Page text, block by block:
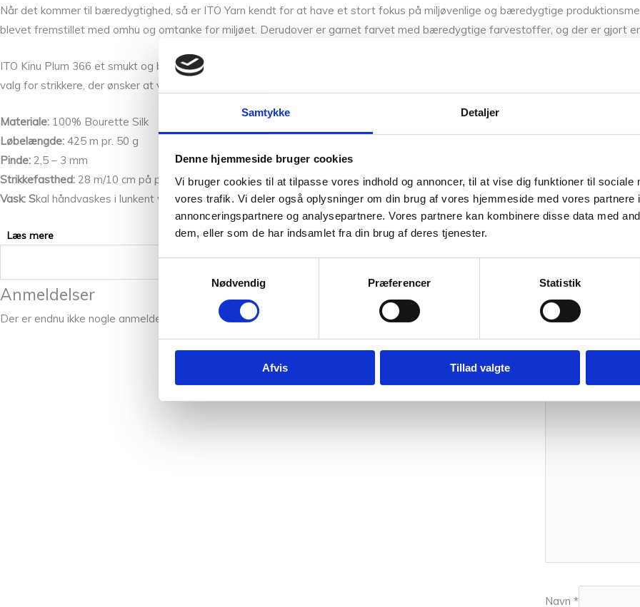
Samtykke Detaljer
Denne hjemmeside bruger cookies
Vi bruger cookies til at tilpasse vores indhold og annoncer, til at vise dig funktioner til sociale
vores trafik. Vi deler også oplysninger om din brug af vores hjemmeside med vores partnere
annonceringspartnere og analysepartnere. Vores partnere kan kombinere disse data med
dem, eller som de har indsamlet fra din brug af deres tjenester.
Nødvendig
Præferencer Statistik
Afvis Tillad valgte
Når det kommer til bæredygtighed, så er ITO Yarn kendt for at have et stort fokus på miljøvenlige og bæredygtige
blevet fremstillet med omhu og omtanke for miljøet. Derudover er garnet farvet med bæredygtige farvestoffer, og der er gjort
ITO Kinu Plum 366 et smukt og blødt garn, der egner sig til en lang række lette og luftige strikkeprojekter. Samtidig er der taget
valg for strikkere, der ønsker at være mere bæredygtige i deres valg af materialer.
Materiale: 100% Bourette Silk
Løbelængde: 425 m pr. 50 g
Pinde: 2,5 – 3 mm
Strikkefasthed: 28 m/10 cm på p. 2 – 3 mm. med en tråd. Med to tråde er det 17 m / 10 på p. 4,5 mm.
Vask: Skal håndvaskes i lunkent vand.
Læs mere
Vægt 0,05 kg
Anmeldelser
Der er endnu ikke nogle anmeldelser.
Vær den
Din e-mailadresse
Din anmeldelse*
Navn *